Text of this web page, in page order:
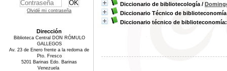
Diccionario de bibliotecología /
Diccionario Técnico de
Diccionario técnico de
Olvidé mi contraseña
Dirección
Biblioteca Central DON RÓMULO
GALLEGOS
Av. 23 de Enero frente a la redoma de
Pto. Fresco
5201 Barinas Edo. Barinas
Venezuela